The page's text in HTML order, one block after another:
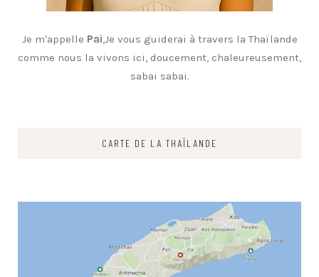
Je m'appelle Pai,Je vous guiderai à travers la Thaïlande
comme nous la vivons ici, doucement, chaleureusement,
sabai sabai.
CARTE DE LA THAÏLANDE